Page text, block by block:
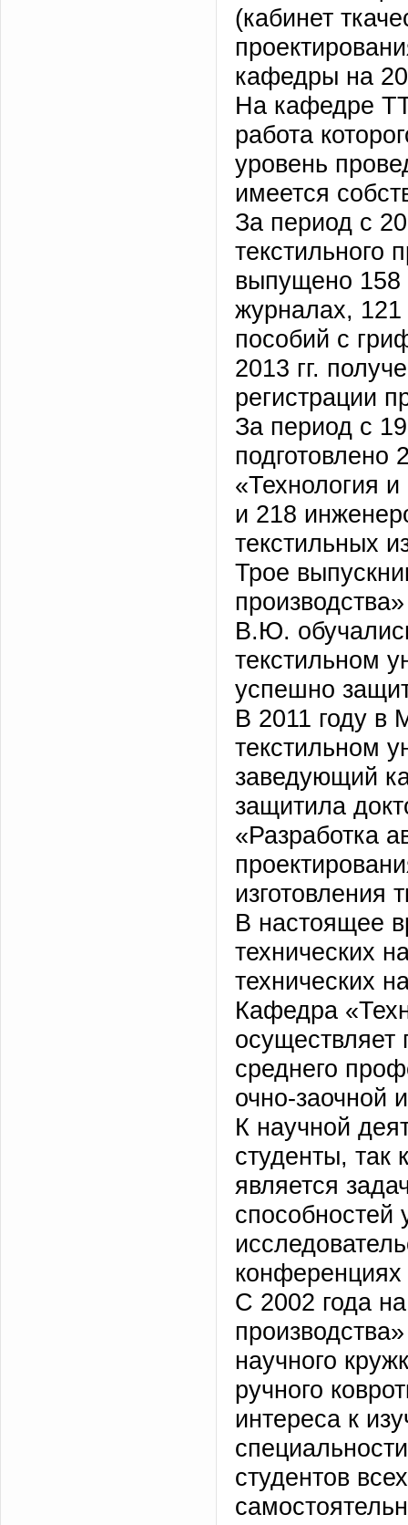
(кабинет
кафедры на
На кафедре
работа
уровень
имеется
За период с
текстильного
выпущено 158
журналах, 121
пособий с
2013 гг.
регистрации
За период с
подготовлено
«Технология
и 218
текстильных
Трое
В.Ю.
текстильном
успешно
В 2011 году в
текстильном
заведующий
защитила
«Разработка
изготовления
В настоящее
технических
технических
Кафедра
осуществляет
среднего
очно-заочной
К научной
студенты, так
является
способностей
С 2002 года
научного
ручного
интереса к
студентов